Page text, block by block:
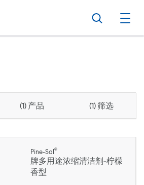
搜索
(1) 产品 (1) 筛选
Pine-Sol®
牌多用途浓缩清洁剂-柠檬
香型